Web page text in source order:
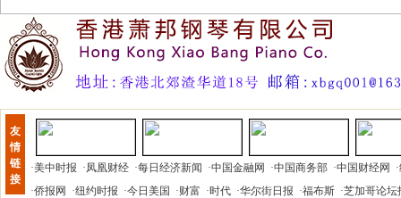
友
情
链
接
·美中时报 ·凤凰财经 ·每日经济新闻 ·中国金融网 ·中国商务部 ·中国财经网 ·
·侨报网 ·纽约时报 ·今日美国 ·财富 ·时代 ·华尔街日报 ·福布斯 ·芝加哥论坛